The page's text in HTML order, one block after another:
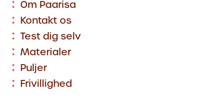
Om Paarisa
Kontakt os
Test dig selv
Materialer
Puljer
Frivillighed